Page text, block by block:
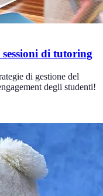
di tutoring
di gestione del
degli studenti!